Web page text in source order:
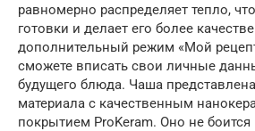
равномерно распределяет тепло,
готовки и делает его более
дополнительный режим «Мой
сможете вписать свои личные
будущего блюда. Чаша
материала с качественным
покрытием ProKeram. Оно не боится